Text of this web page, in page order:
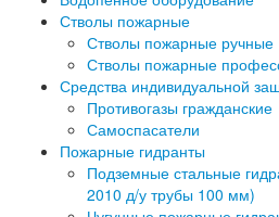
Стволы пожарные
Стволы пожарные ручные
Стволы пожарные
Средства индивидуальной
Противогазы гражданские
Самоспасатели
Пожарные гидранты
Подземные стальные
2010 д/у трубы 100 мм)